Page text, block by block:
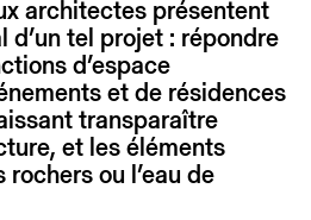
architectes présentent
d’un tel projet : répondre
d’espace
et de résidences
transparaître
et les éléments
ou l’eau de